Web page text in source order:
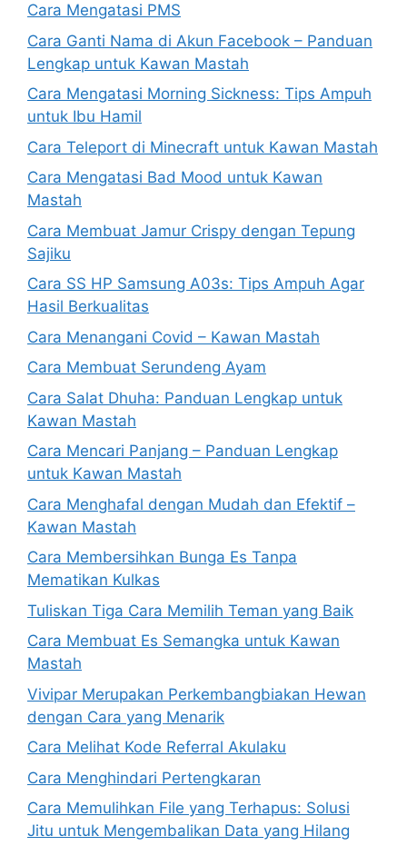
Cara Mengatasi PMS
Cara Ganti Nama di Akun Facebook – Panduan
Lengkap untuk Kawan Mastah
Cara Mengatasi Morning Sickness: Tips Ampuh
untuk Ibu Hamil
Cara Teleport di Minecraft untuk Kawan Mastah
Cara Mengatasi Bad Mood untuk Kawan
Mastah
Cara Membuat Jamur Crispy dengan Tepung
Sajiku
Cara SS HP Samsung A03s: Tips Ampuh Agar
Hasil Berkualitas
Cara Menangani Covid – Kawan Mastah
Cara Membuat Serundeng Ayam
Cara Salat Dhuha: Panduan Lengkap untuk
Kawan Mastah
Cara Mencari Panjang – Panduan Lengkap
untuk Kawan Mastah
Cara Menghafal dengan Mudah dan Efektif –
Kawan Mastah
Cara Membersihkan Bunga Es Tanpa
Mematikan Kulkas
Tuliskan Tiga Cara Memilih Teman yang Baik
Cara Membuat Es Semangka untuk Kawan
Mastah
Vivipar Merupakan Perkembangbiakan Hewan
dengan Cara yang Menarik
Cara Melihat Kode Referral Akulaku
Cara Menghindari Pertengkaran
Cara Memulihkan File yang Terhapus: Solusi
Jitu untuk Mengembalikan Data yang Hilang